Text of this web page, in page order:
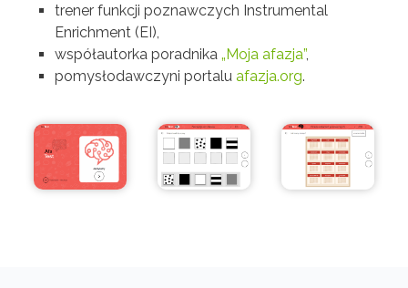
trener funkcji poznawczych Instrumental
Enrichment (EI),
współautorka poradnika „Moja afazja”,
pomysłodawczyni portalu afazja.org.